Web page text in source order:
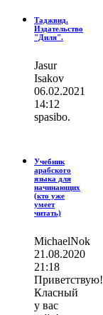
Таджвид.
Издательство
"Диля".
Jasur
Isakov
06.02.2021
14:12
spasibo.
Учебник
арабского
языка для
начинающих
(кто уже
умеет
читать)
MichaelNok
21.08.2020
21:18
Приветствую!
Класный
у вас